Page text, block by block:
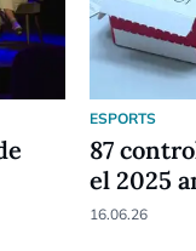
ESPORTS
87
el 2025
16.06.26